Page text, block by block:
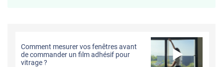
Comment mesurer vos fenêtres avant
de commander un film adhésif pour
vitrage ?